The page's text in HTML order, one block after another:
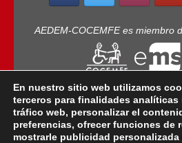
AEDEM-COCEMFE es miembro
En nuestro sitio web utilizamos
terceros para finalidades analíticas
tráfico web, personalizar el
preferencias, ofrecer funciones de
mostrarle publicidad